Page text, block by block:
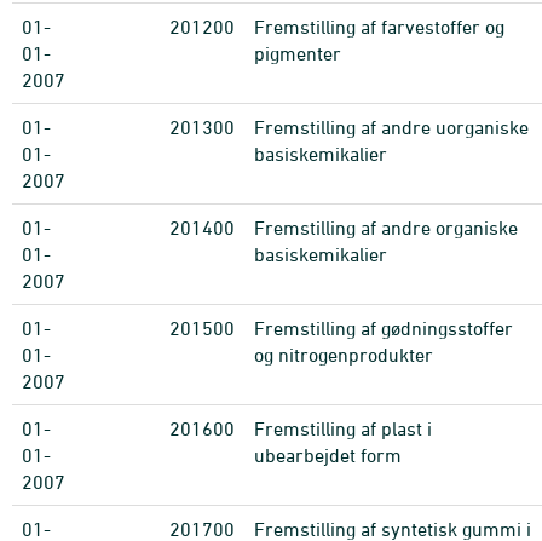
01-
01-
2007
201200
Fremstilling af farvestoffer og
pigmenter
01-
01-
2007
201300
Fremstilling af andre uorganiske
basiskemikalier
01-
01-
2007
201400
Fremstilling af andre organiske
basiskemikalier
01-
01-
2007
201500
Fremstilling af gødningsstoffer
og nitrogenprodukter
01-
01-
2007
201600
Fremstilling af plast i
ubearbejdet form
01-
201700
Fremstilling af syntetisk gummi i